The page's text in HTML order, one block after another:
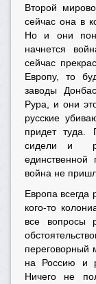
Второй
сейчас она в
Но и они
начнется
сейчас
Европу, то
заводы
Рура, и они
русские
придет туда.
сидели и
война не
Европа всегда
кого-то
все вопросы
переговорный
на Россию и
Ничего не